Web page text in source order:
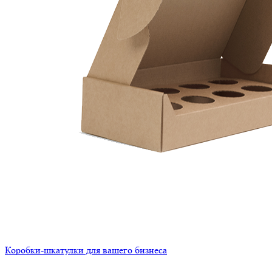
Коробки-шкатулки для вашего бизнеса